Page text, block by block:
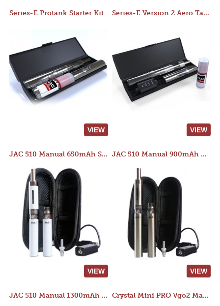
Series-E Protank Starter Kit
VIEW
Series-E Version 2 Aero Tank Starter Kit
VIEW
JAC 510 Manual 650mAh Starter Kit
VIEW
JAC 510 Manual 900mAh Starter Kit
VIEW
JAC 510 Manual 1300mAh Starter Kit Crystal Mini PRO Vgo2 Manual 400mAh Kit